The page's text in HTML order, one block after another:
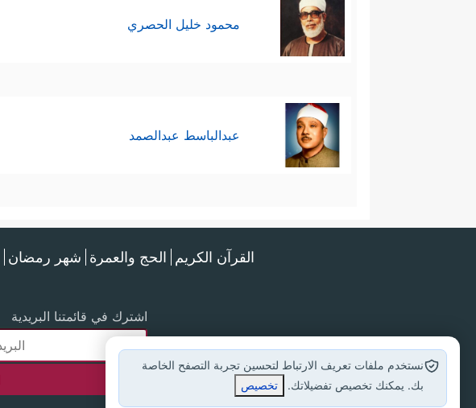
محمود خليل الحصري
عبدالباسط عبدالصمد
القرآن الكريم الحج والعمرة شهر رمضان
اشترك في قائمتنا البريدية
نستخدم ملفات تعريف الارتباط لتحسين تجربة التصفح الخاصة
بك. يمكنك تخصيص تفضيلاتك.
تخصيص